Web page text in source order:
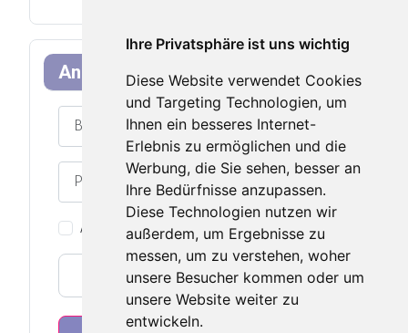
Ihre Privatsphäre ist uns wichtig
Diese Website verwendet Cookies
und Targeting Technologien, um
Ihnen ein besseres Internet-
Erlebnis zu ermöglichen und die
Werbung, die Sie sehen, besser an
Ihre Bedürfnisse anzupassen.
Diese Technologien nutzen wir
außerdem, um Ergebnisse zu
messen, um zu verstehen, woher
unsere Besucher kommen oder um
unsere Website weiter zu
entwickeln.
Anmeldeformular
Benutzername
Passwort
Angemeldet bleiben
Web-Authentifizierung